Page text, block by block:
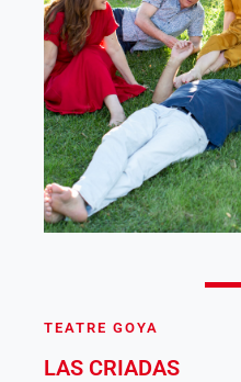
Des de
20,40€
TEATRE GOYA
LAS CRIADAS